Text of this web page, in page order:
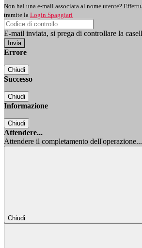
Non hai una e-mail associata al nome utente?
tramite la Login Spaggiari
E-mail inviata, si prega di controllare la
Errore
Chiudi
Successo
Chiudi
Informazione
Chiudi
Attendere...
Attendere il completamento dell'operazione...
Chiudi